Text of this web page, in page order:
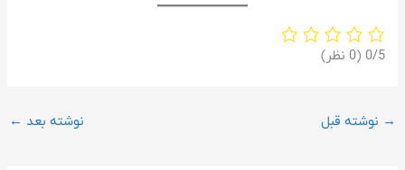
‫0/5 ‫(0 نظر)
→ نوشته قبل نوشته بعد ←